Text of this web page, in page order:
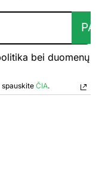
bei duomenų
ČIA.